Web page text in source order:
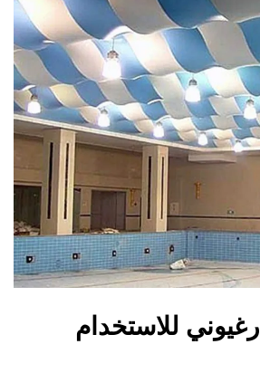
تصميم ا符合رغيوني للاستخدام